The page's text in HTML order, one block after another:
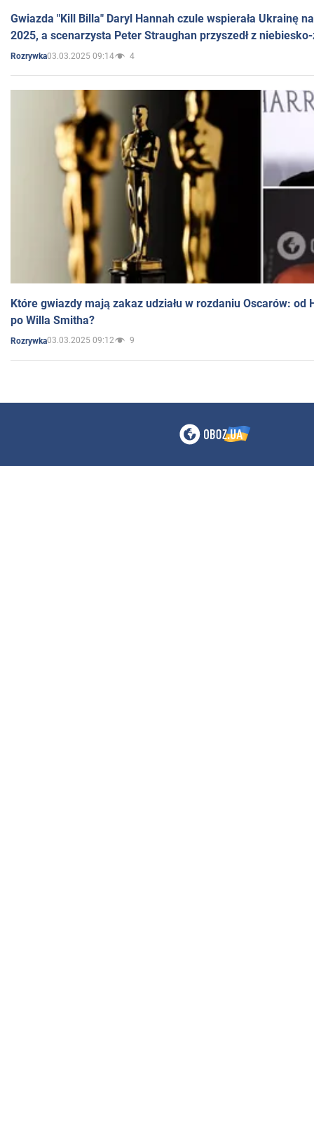
Gwiazda "Kill Billa" Daryl Hannah czule wspierała Ukrainę
2025, a scenarzysta Peter Straughan przyszedł z
Rozrywka03.03.2025 09:14 4
Które gwiazdy mają zakaz udziału w rozdaniu Oscarów: od
po Willa Smitha?
Rozrywka03.03.2025 09:12 9